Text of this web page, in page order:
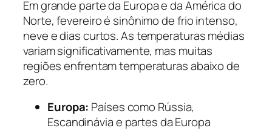
Em grande parte da Europa e da América do
Norte, fevereiro é sinônimo de frio intenso,
neve e dias curtos. As temperaturas médias
variam significativamente, mas muitas
regiões enfrentam temperaturas abaixo de
zero.
Europa: Países como Rússia,
Escandinávia e partes da Europa